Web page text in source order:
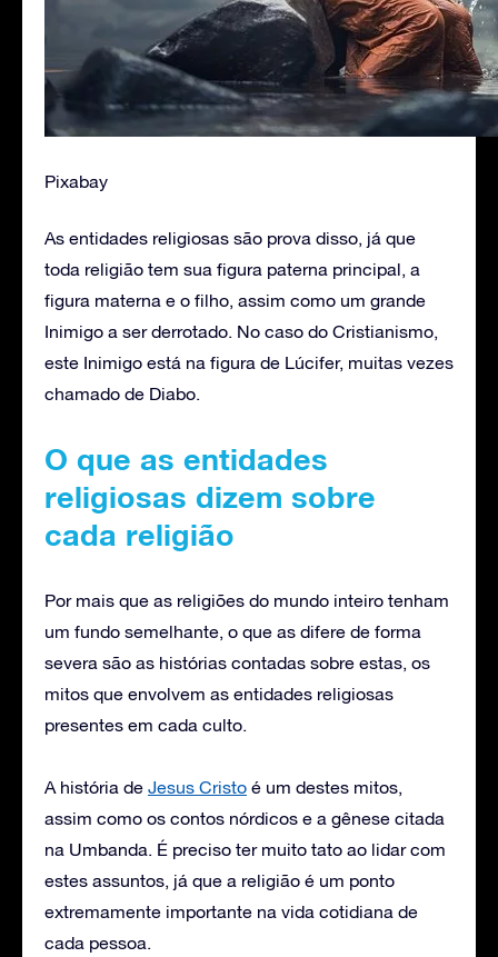
Pixabay
As entidades religiosas são prova disso, já que
toda religião tem sua figura paterna principal, a
figura materna e o filho, assim como um grande
Inimigo a ser derrotado. No caso do Cristianismo,
este Inimigo está na figura de Lúcifer, muitas vezes
chamado de Diabo.
O que as entidades
religiosas dizem sobre
cada religião
Por mais que as religiões do mundo inteiro tenham
um fundo semelhante, o que as difere de forma
severa são as histórias contadas sobre estas, os
mitos que envolvem as entidades religiosas
presentes em cada culto.
A história de Jesus Cristo é um destes mitos,
assim como os contos nórdicos e a gênese citada
na Umbanda. É preciso ter muito tato ao lidar com
estes assuntos, já que a religião é um ponto
extremamente importante na vida cotidiana de
cada pessoa.